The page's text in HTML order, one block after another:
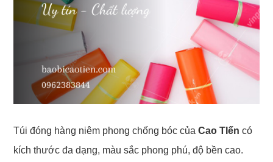
Túi đóng hàng niêm phong chống bóc củaCao TIếncó
kích thước đa dạng, màu sắc phong phú, độ bền cao.